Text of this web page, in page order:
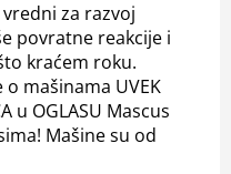
za razvoj
povratne reakcije i
kraćem roku.
o mašinama UVEK
u OGLASU Mascus
Mašine su od